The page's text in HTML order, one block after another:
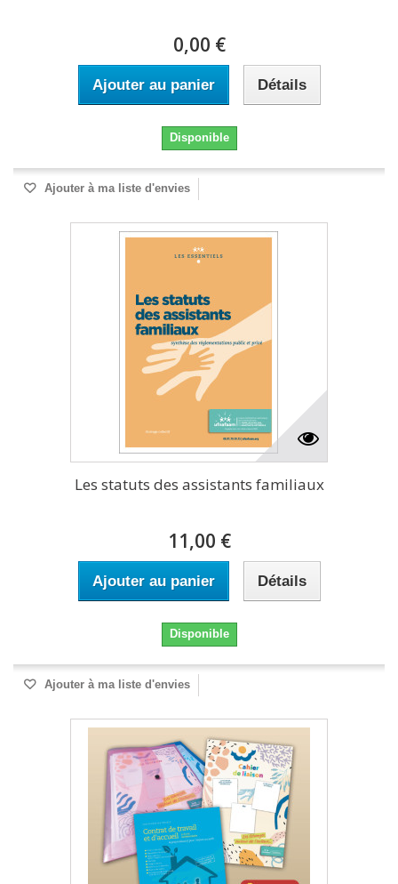
0,00 €
Ajouter au panier Détails
Disponible
Ajouter à ma liste d'envies
Les statuts des assistants familiaux
11,00 €
Ajouter au panier Détails
Disponible
Ajouter à ma liste d'envies